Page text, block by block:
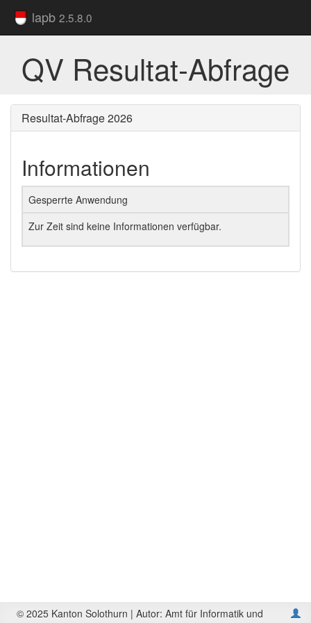
lapb2.5.8.0
QV Resultat-Abfrage
Resultat-Abfrage 2026
Informationen
Gesperrte Anwendung
Zur Zeit sind keine Informationen verfügbar.
© 2025 Kanton Solothurn | Autor: Amt für Informatik und